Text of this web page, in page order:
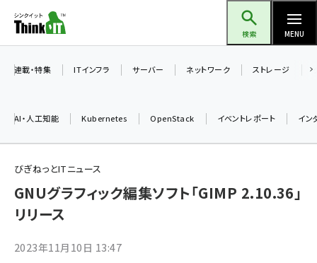
ン
ツ
検索 MENU
加藤銘のチーム貢献～仲間と築いた勝利の絆～ (2308)
iot女子会 (2273)
連載・特集 ITインフラ サーバー ネットワーク ストレージ
AI・人工知能 Kubernetes OpenStack イベントレポート イン
びぎねっとITニュース
GNUグラフィック編集ソフト「GIMP 2.10.36」
リリース
2023年11月10日 13:47